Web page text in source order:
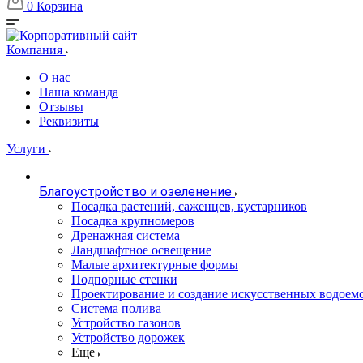
0 Корзина
Компания
О нас
Наша команда
Отзывы
Реквизиты
Услуги
Благоустройство и озеленение
Посадка растений, саженцев, кустарников
Посадка крупномеров
Дренажная система
Ландшафтное освещение
Малые архитектурные формы
Подпорные стенки
Проектирование и создание искусственных
Система полива
Устройство газонов
Устройство дорожек
Еще